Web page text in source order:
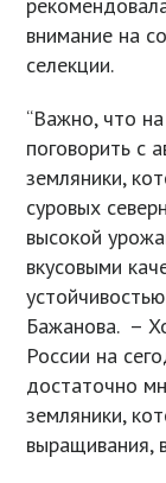
внимание на
селекции.
“Важно, что
поговорить с
земляники,
суровых
высокой
вкусовыми
Бажанова. –
России на
достаточно
земляники,
выращивания,